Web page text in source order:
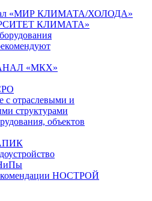
«МИР КЛИМАТА/ХОЛОДА»
КЛИМАТА»
«МКХ»
с отраслевыми и
структурами
объектов
НОСТРОЙ